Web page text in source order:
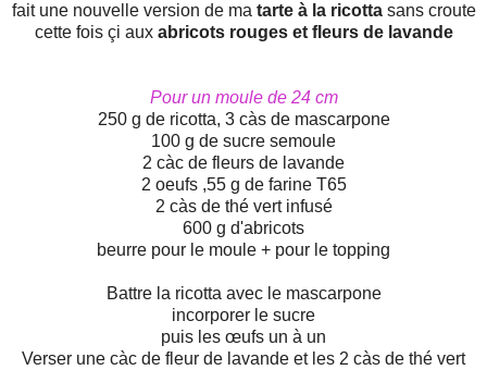
fait une nouvelle version de matarte à la ricottasans croute
cette fois çi aux abricots rouges et fleurs de lavande
Pour un moule de 24 cm
250 g de ricotta, 3 càs de mascarpone
100 g de sucre semoule
2 càc de fleurs de lavande
2 oeufs ,55 g de farine T65
2 càs de thé vert infusé
600 g d'abricots
beurre pour le moule + pour le topping
Battre la ricotta avec le mascarpone
incorporer le sucre
puis les œufs un à un
Verser une càc de fleur de lavande et les 2 càs de thé vert